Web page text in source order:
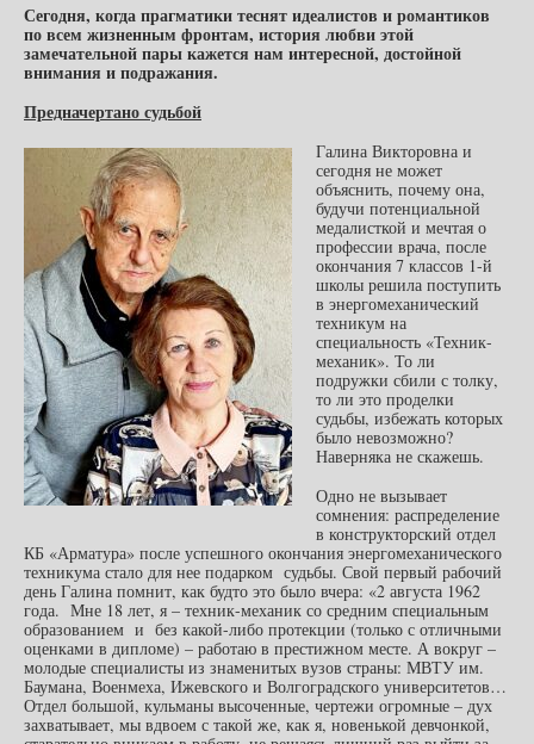
Сегодня, когда прагматики теснят идеалистов и романтиков
по всем жизненным фронтам, история любви этой
замечательной пары кажется нам интересной, достойной
внимания и подражания.
Предначертано судьбой
Галина Викторовна и
сегодня не может
объяснить, почему она,
будучи потенциальной
медалисткой и мечтая о
профессии врача, после
окончания 7 классов 1-й
школы решила поступить
в энергомеханический
техникум на
специальность «Техник-
механик». То ли
подружки сбили с толку,
то ли это проделки
судьбы, избежать которых
было невозможно?
Наверняка не скажешь.
Одно не вызывает
сомнения: распределение
в конструкторский отдел
КБ «Арматура» после успешного окончания энергомеханического
техникума стало для нее подарком судьбы. Свой первый рабочий
день Галина помнит, как будто это было вчера: «2 августа 1962
года. Мне 18 лет, я – техник-механик со средним специальным
образованием и без какой-либо протекции (только с отличными
оценками в дипломе) – работаю в престижном месте. А вокруг –
молодые специалисты из знаменитых вузов страны: МВТУ им.
Баумана, Военмеха, Ижевского и Волгоградского университетов…
Отдел большой, кульманы высоченные, чертежи огромные – дух
захватывает, мы вдвоем с такой же, как я, новенькой девчонкой,